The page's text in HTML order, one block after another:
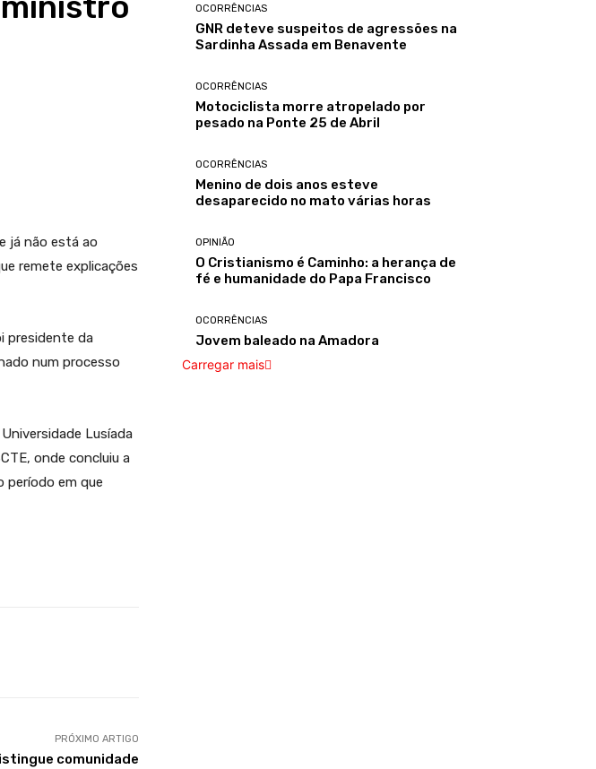
já não está ao
remete explicações
presidente da
num processo
Lusíada
onde concluiu a
período em que
PRÓXIMO ARTIGO
comunidade
OCORRÊNCIAS
GNR deteve suspeitos de agressões na
Sardinha Assada em Benavente
OCORRÊNCIAS
Motociclista morre atropelado por
pesado na Ponte 25 de Abril
OCORRÊNCIAS
Menino de dois anos esteve
desaparecido no mato várias horas
OPINIÃO
O Cristianismo é Caminho: a herança de
fé e humanidade do Papa Francisco
OCORRÊNCIAS
Jovem baleado na Amadora
Carregar mais